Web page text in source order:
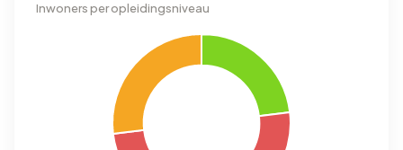
Inwoners per opleidingsniveau